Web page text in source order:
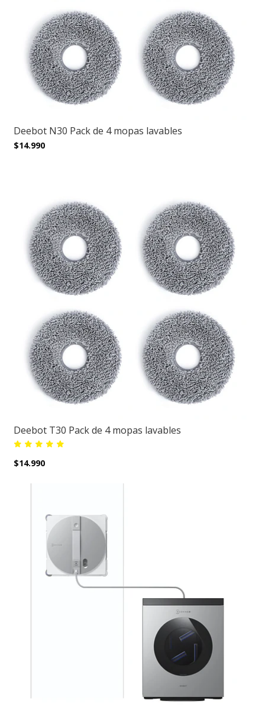
Deebot N30 Pack de 4 mopas lavables
$14.990
Deebot T30 Pack de 4 mopas lavables
$14.990